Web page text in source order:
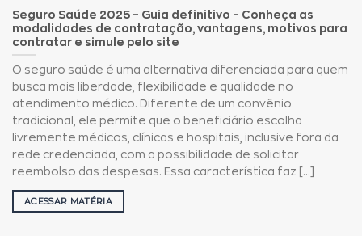
Seguro Saúde 2025 – Guia definitivo – Conheça as
modalidades de contratação, vantagens, motivos para
contratar e simule pelo site
O seguro saúde é uma alternativa diferenciada para quem
busca mais liberdade, flexibilidade e qualidade no
atendimento médico. Diferente de um convênio
tradicional, ele permite que o beneficiário escolha
livremente médicos, clínicas e hospitais, inclusive fora da
rede credenciada, com a possibilidade de solicitar
reembolso das despesas. Essa característica faz [...]
ACESSAR MATÉRIA